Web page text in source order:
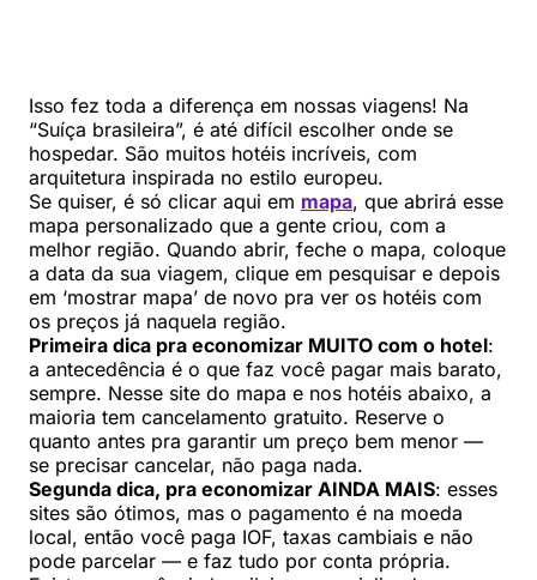
Isso fez toda a diferença em nossas viagens! Na
“Suíça brasileira”, é até difícil escolher onde se
hospedar. São muitos hotéis incríveis, com
arquitetura inspirada no estilo europeu.
Se quiser, é só clicar aqui em mapa, que abrirá esse
mapa personalizado que a gente criou, com a
melhor região. Quando abrir, feche o mapa, coloque
a data da sua viagem, clique em pesquisar e depois
em ‘mostrar mapa’ de novo pra ver os hotéis com
os preços já naquela região.
Primeira dica pra economizar MUITO com o hotel:
a antecedência é o que faz você pagar mais barato,
sempre. Nesse site do mapa e nos hotéis abaixo, a
maioria tem cancelamento gratuito. Reserve o
quanto antes pra garantir um preço bem menor —
se precisar cancelar, não paga nada.
Segunda dica, pra economizar AINDA MAIS: esses
sites são ótimos, mas o pagamento é na moeda
local, então você paga IOF, taxas cambiais e não
pode parcelar — e faz tudo por conta própria.